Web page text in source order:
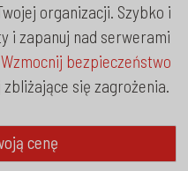
organizacji. Szybko i
i zapanuj nad serwerami
Wzmocnij bezpieczeństwo
się zagrożenia.
cenę